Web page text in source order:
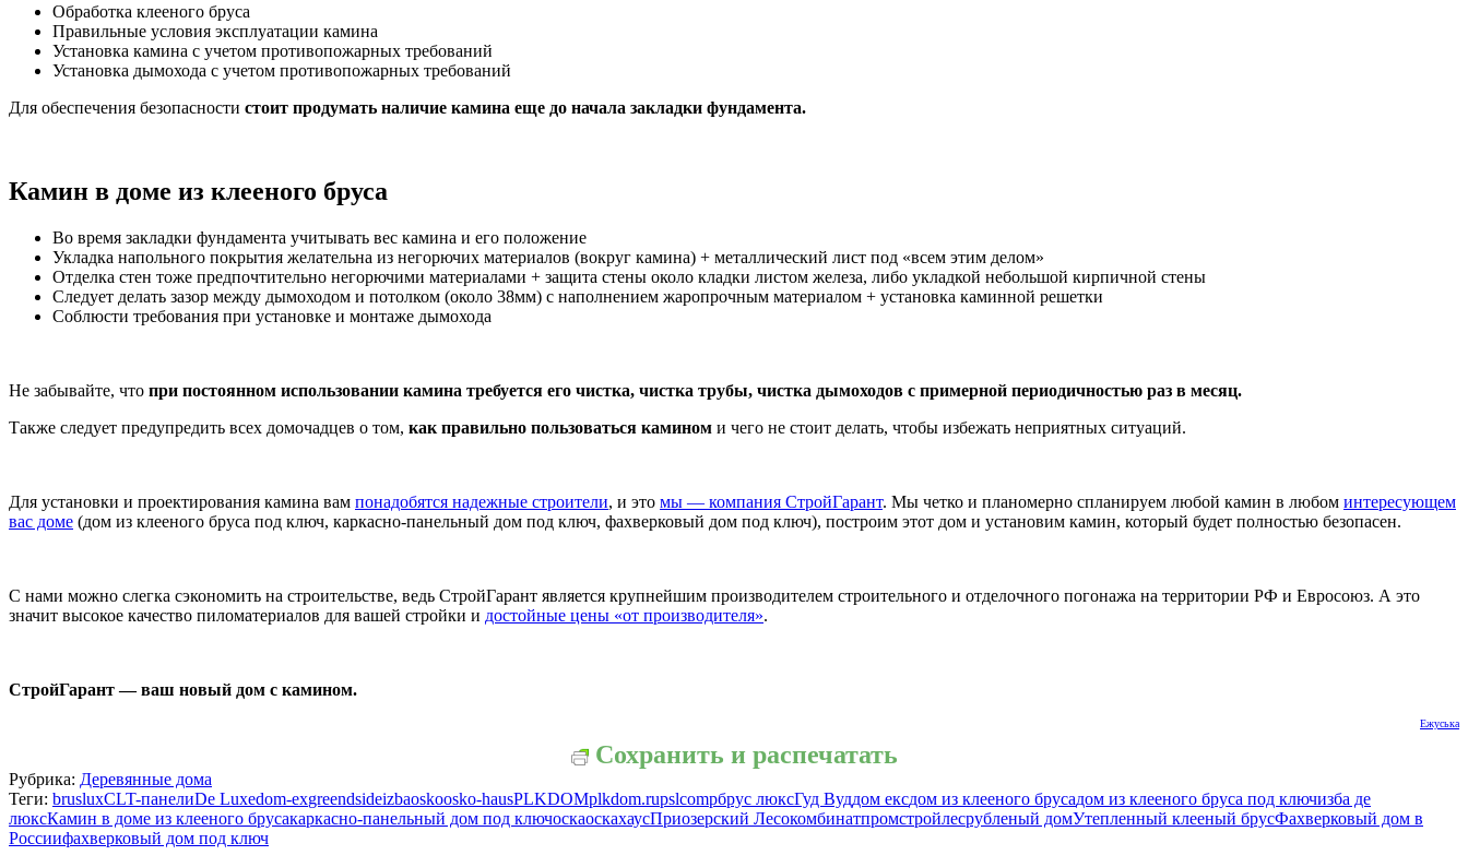
Обработка клееного бруса
Правильные условия эксплуатации камина
Установка камина с учетом противопожарных требований
Установка дымохода с учетом противопожарных требований
Для обеспечения безопасности стоит продумать наличие камина еще до начала закладки фундамента.
Камин в доме из клееного бруса
Во время закладки фундамента учитывать вес камина и его положение
Укладка напольного покрытия желательна из негорючих материалов (вокруг камина) + металлический лист под «всем этим делом»
Отделка стен тоже предпочтительно негорючими материалами + защита стены около кладки листом железа, либо укладкой небольшой кирпичной стены
Следует делать зазор между дымоходом и потолком (около 38мм) с наполнением жаропрочным материалом + установка каминной решетки
Соблюсти требования при установке и монтаже дымохода
Не забывайте, что при постоянном использовании камина требуется его чистка, чистка трубы, чистка дымоходов с примерной периодичностью раз в месяц.
Также следует предупредить всех домочадцев о том, как правильно пользоваться камином и чего не стоит делать, чтобы избежать неприятных ситуаций.
Для установки и проектирования камина вам понадобятся надежные строители, и это мы — компания СтройГарант. Мы четко и планомерно спланируем любой камин в любом интересующем
вас доме (дом из клееного бруса под ключ, каркасно-панельный дом под ключ, фахверковый дом под ключ), построим этот дом и установим камин, который будет полностью безопасен.
С нами можно слегка сэкономить на строительстве, ведь СтройГарант является крупнейшим производителем строительного и отделочного погонажа на территории РФ и Евросоюз. А это
значит высокое качество пиломатериалов для вашей стройки и достойные цены «от производителя».
СтройГарант — ваш новый дом с камином.
Ежуська
Сохранить и распечатать
Рубрика: Деревянные дома
Теги: brusluxCLT-панелиDe Luxedom-exgreendsideizbaoskoosko-hausPLKDOMplkdom.rupslcompбрус люксГуд Вуддом ексдом из клееного брусадом из клееного бруса под ключизба де
люксКамин в доме из клееного брусакаркасно-панельный дом под ключоскаоскахаусПриозерский Лесокомбинатпромстройлесрубленый домУтепленный клееный брусФахверковый дом в
Россиифахверковый дом под ключ